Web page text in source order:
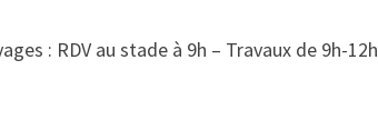
: RDV au stade à 9h – Travaux de 9h-12h